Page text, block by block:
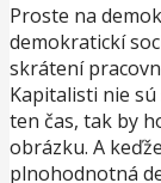
Proste na
demokratickí
skrátení
Kapitalisti nie
ten čas, tak by
obrázku. A
plnohodnotná